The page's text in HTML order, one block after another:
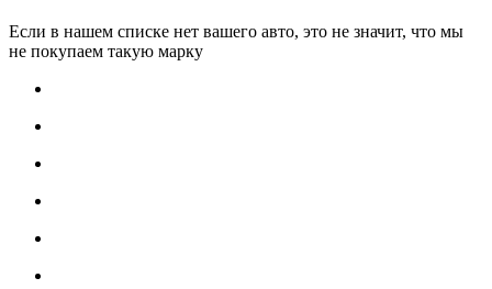
Если в нашем списке нет вашего авто, это не значит, что мы
не покупаем такую марку